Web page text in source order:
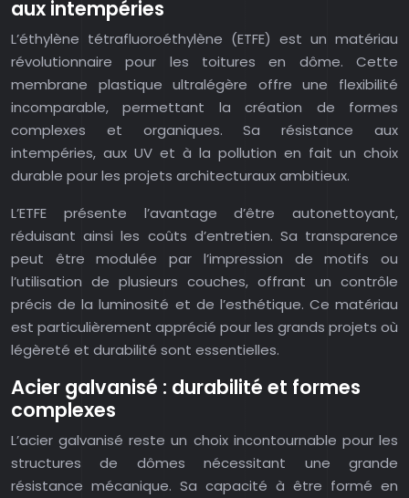
aux intempéries
L’éthylène tétrafluoroéthylène (ETFE) est un matériau
révolutionnaire pour les toitures en dôme. Cette
membrane plastique ultralégère offre une flexibilité
incomparable, permettant la création de formes
complexes et organiques. Sa résistance aux
intempéries, aux UV et à la pollution en fait un choix
durable pour les projets architecturaux ambitieux.
L’ETFE présente l’avantage d’être autonettoyant,
réduisant ainsi les coûts d’entretien. Sa transparence
peut être modulée par l’impression de motifs ou
l’utilisation de plusieurs couches, offrant un contrôle
précis de la luminosité et de l’esthétique. Ce matériau
est particulièrement apprécié pour les grands projets où
légèreté et durabilité sont essentielles.
Acier galvanisé : durabilité et formes
complexes
L’acier galvanisé reste un choix incontournable pour les
structures de dômes nécessitant une grande
résistance mécanique. Sa capacité à être formé en